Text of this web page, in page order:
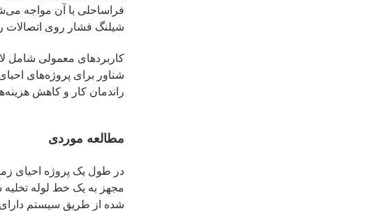
فراساحلی با آن مواجه
شیلنگ فشار روی اتصالات
کاربردهای معمولی شامل
شناور برای پروژه‌های
راندمان کار و کاهش
مطالعه موردی
در طول یک پروژه احیای
شده از طریق سیستم دارای